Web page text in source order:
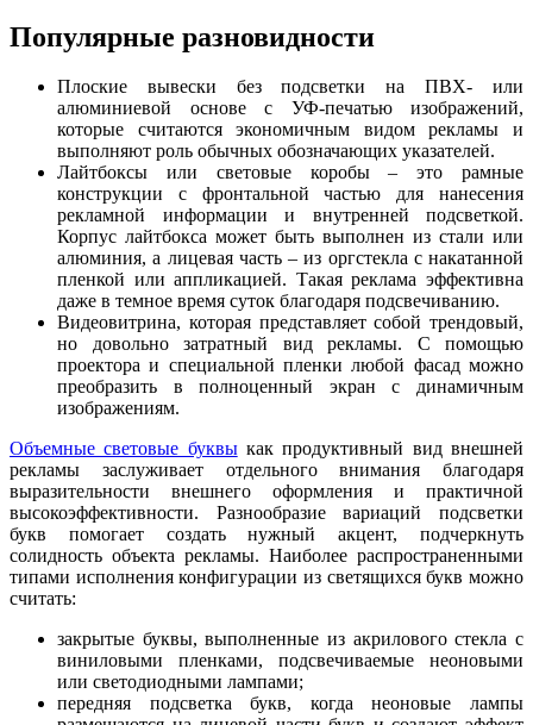
Популярные разновидности
Плоские вывески без подсветки на ПВХ- или
алюминиевой основе с УФ-печатью изображений,
которые считаются экономичным видом рекламы и
выполняют роль обычных обозначающих указателей.
Лайтбоксы или световые коробы – это рамные
конструкции с фронтальной частью для нанесения
рекламной информации и внутренней подсветкой.
Корпус лайтбокса может быть выполнен из стали или
алюминия, а лицевая часть – из оргстекла с накатанной
пленкой или аппликацией. Такая реклама эффективна
даже в темное время суток благодаря подсвечиванию.
Видеовитрина, которая представляет собой трендовый,
но довольно затратный вид рекламы. С помощью
проектора и специальной пленки любой фасад можно
преобразить в полноценный экран с динамичным
изображениям.
Объемные световые буквыкак продуктивный вид внешней
рекламы заслуживает отдельного внимания благодаря
выразительности внешнего оформления и практичной
высокоэффективности. Разнообразие вариаций подсветки
букв помогает создать нужный акцент, подчеркнуть
солидность объекта рекламы. Наиболее распространенными
типами исполнения конфигурации из светящихся букв можно
считать:
закрытые буквы, выполненные из акрилового стекла с
виниловыми пленками, подсвечиваемые неоновыми
или светодиодными лампами;
передняя подсветка букв, когда неоновые лампы